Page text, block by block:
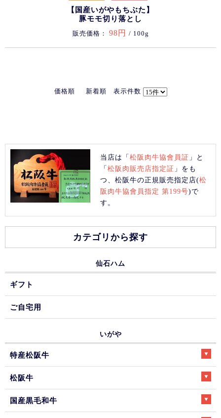
【国産いがやもちぶた】
豚モモ切り落とし
販売価格： 98円 / 100g
価格順 新着順 表示件数
当店は「松阪肉牛協會員証 」と
「松阪肉販売店指定証 」をも
つ、松阪牛の正規販売指定店(松
阪肉牛協會員指定 第199号)で
す。
カテゴリから探す
仙石ハム
ギフト
ご自宅用
いがや
特産松阪牛
松阪牛
国産黒毛和牛